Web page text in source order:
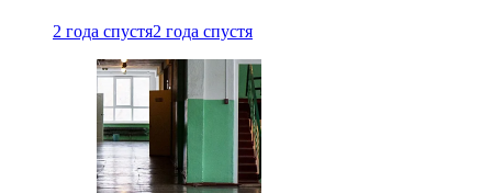
2 года спустя2 года спустя